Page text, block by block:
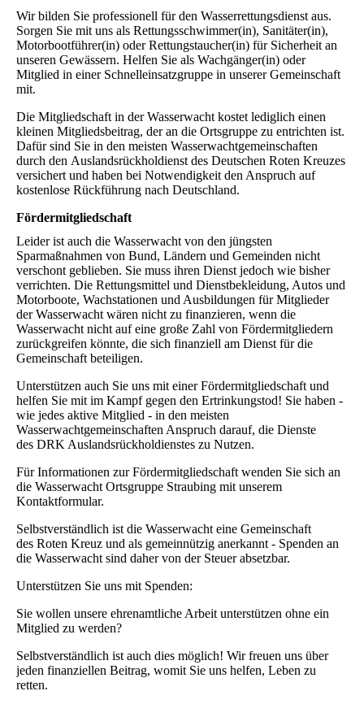
Wir bilden Sie professionell für den Wasserrettungsdienst aus.
Sorgen Sie mit uns als Rettungsschwimmer(in), Sanitäter(in),
Motorbootführer(in) oder Rettungstaucher(in) für Sicherheit an
unseren Gewässern. Helfen Sie als Wachgänger(in) oder
Mitglied in einer Schnelleinsatzgruppe in unserer Gemeinschaft
mit.
Die Mitgliedschaft in der Wasserwacht kostet lediglich einen
kleinen Mitgliedsbeitrag, der an die Ortsgruppe zu entrichten ist.
Dafür sind Sie in den meisten Wasserwachtgemeinschaften
durch den Auslandsrückholdienst des Deutschen Roten Kreuzes
versichert und haben bei Notwendigkeit den Anspruch auf
kostenlose Rückführung nach Deutschland.
Fördermitgliedschaft
Leider ist auch die Wasserwacht von den jüngsten
Sparmaßnahmen von Bund, Ländern und Gemeinden nicht
verschont geblieben. Sie muss ihren Dienst jedoch wie bisher
verrichten. Die Rettungsmittel und Dienstbekleidung, Autos und
Motorboote, Wachstationen und Ausbildungen für Mitglieder
der Wasserwacht wären nicht zu finanzieren, wenn die
Wasserwacht nicht auf eine große Zahl von Fördermitgliedern
zurückgreifen könnte, die sich finanziell am Dienst für die
Gemeinschaft beteiligen.
Unterstützen auch Sie uns mit einer Fördermitgliedschaft und
helfen Sie mit im Kampf gegen den Ertrinkungstod! Sie haben -
wie jedes aktive Mitglied - in den meisten
Wasserwachtgemeinschaften Anspruch darauf, die Dienste
des DRK Auslandsrückholdienstes zu Nutzen.
Für Informationen zur Fördermitgliedschaft wenden Sie sich an
die Wasserwacht Ortsgruppe Straubing mit unserem
Kontaktformular.
Selbstverständlich ist die Wasserwacht eine Gemeinschaft
des Roten Kreuz und als gemeinnützig anerkannt - Spenden an
die Wasserwacht sind daher von der Steuer absetzbar.
Unterstützen Sie uns mit Spenden:
Sie wollen unsere ehrenamtliche Arbeit unterstützen ohne ein
Mitglied zu werden?
Selbstverständlich ist auch dies möglich! Wir freuen uns über
jeden finanziellen Beitrag, womit Sie uns helfen, Leben zu
retten.